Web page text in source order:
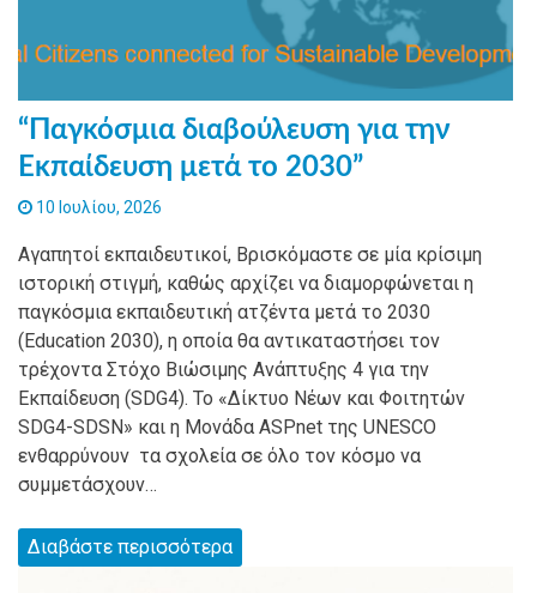
“Παγκόσμια διαβούλευση για την
Εκπαίδευση μετά το 2030”
10 Ιουλίου, 2026
Αγαπητοί εκπαιδευτικοί, Βρισκόμαστε σε μία κρίσιμη
ιστορική στιγμή, καθώς αρχίζει να διαμορφώνεται η
παγκόσμια εκπαιδευτική ατζέντα μετά το 2030
(Education 2030), η οποία θα αντικαταστήσει τον
τρέχοντα Στόχο Βιώσιμης Ανάπτυξης 4 για την
Εκπαίδευση (SDG4). Το «Δίκτυο Νέων και Φοιτητών
SDG4-SDSN» και η Μονάδα ASPnet της UNESCO
ενθαρρύνουν τα σχολεία σε όλο τον κόσμο να
συμμετάσχουν…
Διαβάστε περισσότερα